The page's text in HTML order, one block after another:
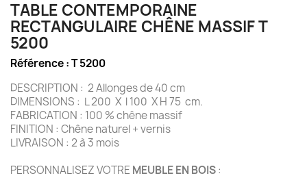
TABLE CONTEMPORAINE
RECTANGULAIRE CHÊNE MASSIF T
5200
Référence :T 5200
DESCRIPTION : 2 Allonges de 40 cm
DIMENSIONS : L 200 X l 100 X H 75 cm.
FABRICATION : 100 % chêne massif
FINITION : Chêne naturel + vernis
LIVRAISON : 2 à 3 mois
PERSONNALISEZ VOTRE MEUBLE EN BOIS: